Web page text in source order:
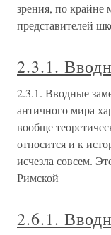
зрения, по крайне
представителей
2.3.1.
2.3.1. Вводные
античного мира
вообще
относится и к
исчезла совсем.
Римской
2.6.1.